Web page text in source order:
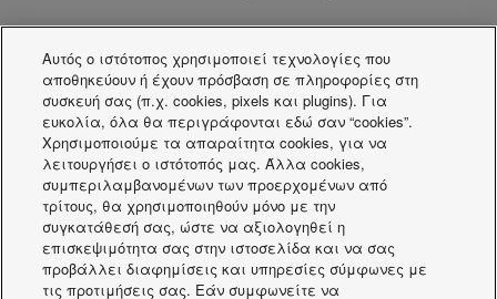
PACi 4 Way 90x90 Cassette.
Inverter+
Αυτός ο ιστότοπος χρησιμοποιεί τεχνολογίες που
αποθηκεύουν ή έχουν πρόσβαση σε πληροφορίες στη
συσκευή σας (π.χ. cookies, pixels και plugins). Για
ευκολία, όλα θα περιγράφονται εδώ σαν “cookies”.
Χρησιμοποιούμε τα απαραίτητα cookies, για να
λειτουργήσει ο ιστότοπός μας. Άλλα cookies,
συμπεριλαμβανομένων των προερχομένων από
τρίτους, θα χρησιμοποιηθούν μόνο με την
συγκατάθεσή σας, ώστε να αξιολογηθεί η
επισκεψιμότητα σας στην ιστοσελίδα και να σας
προβάλλει διαφημίσεις και υπηρεσίες σύμφωνες με
τις προτιμήσεις σας. Εάν συμφωνείτε να